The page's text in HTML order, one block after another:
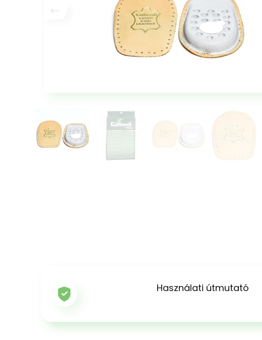
Használati útmutató